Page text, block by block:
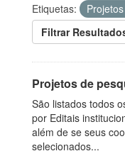
Etiquetas:
Projetos
Filtrar
Projetos de
São listados todos
por Editais
além de se seus
selecionados...